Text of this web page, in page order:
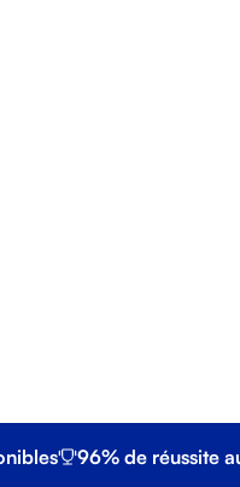
96% de réussite